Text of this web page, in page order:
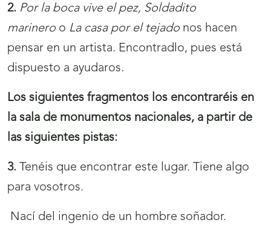
2. Por la boca vive el pez, Soldadito
marinero o La casa por el tejado nos hacen
pensar en un artista. Encontradlo, pues está
dispuesto a ayudaros.
Los siguientes fragmentos los encontraréis en
la sala de monumentos nacionales, a partir de
las siguientes pistas:
3. Tenéis que encontrar este lugar. Tiene algo
para vosotros.
Nací del ingenio de un hombre soñador.